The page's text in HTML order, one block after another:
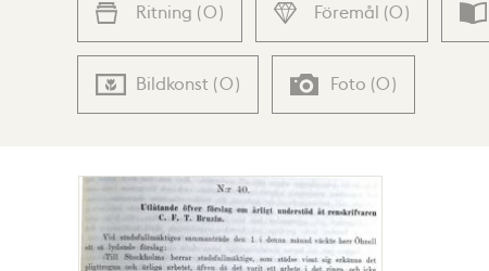
Ritning (0) Föremål (0)
Bildkonst (0) Foto (0)